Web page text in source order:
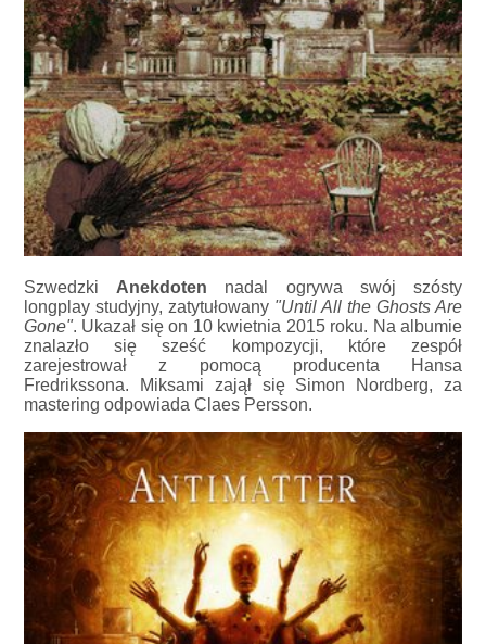
Szwedzki Anekdoten nadal ogrywa swój szósty
longplay studyjny, zatytułowany "Until All the Ghosts Are
Gone". Ukazał się on 10 kwietnia 2015 roku. Na albumie
znalazło się sześć kompozycji, które zespół
zarejestrował z pomocą producenta Hansa
Fredrikssona. Miksami zajął się Simon Nordberg, za
mastering odpowiada Claes Persson.